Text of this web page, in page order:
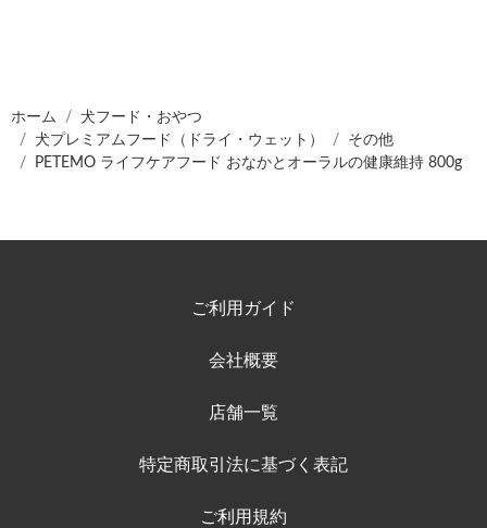
ホーム
犬フード・おやつ
犬プレミアムフード（ドライ・ウェット）
その他
PETEMO ライフケアフード おなかとオーラルの健康維持 800g
ご利用ガイド
会社概要
店舗一覧
特定商取引法に基づく表記
ご利用規約